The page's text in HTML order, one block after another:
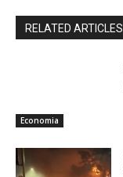
RELATED ARTICLES
Economia